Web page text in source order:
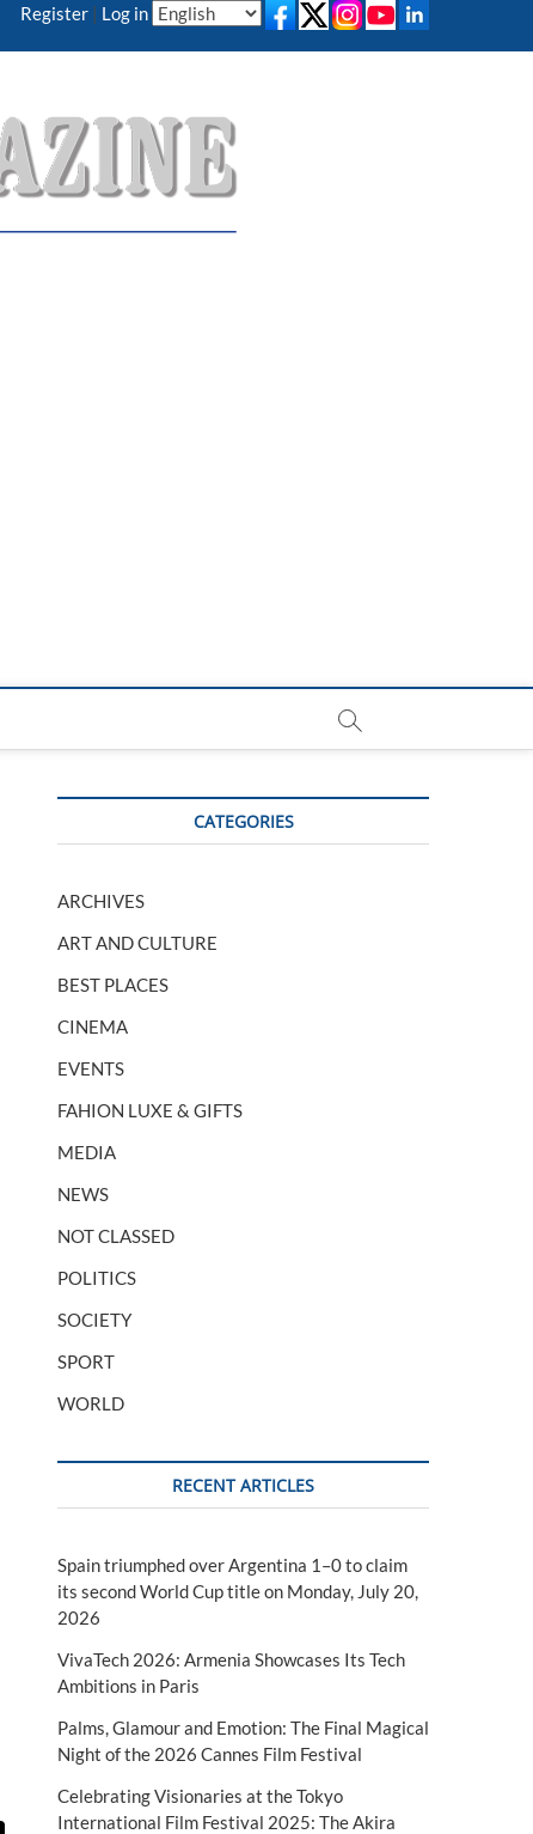
Register | Log in
CATEGORIES
ARCHIVES
ART AND CULTURE
BEST PLACES
CINEMA
EVENTS
FAHION LUXE & GIFTS
MEDIA
NEWS
NOT CLASSED
POLITICS
SOCIETY
SPORT
WORLD
RECENT ARTICLES
Spain triumphed over Argentina 1–0 to claim
its second World Cup title on Monday, July 20,
2026
VivaTech 2026: Armenia Showcases Its Tech
Ambitions in Paris
Palms, Glamour and Emotion: The Final Magical
Night of the 2026 Cannes Film Festival
Celebrating Visionaries at the Tokyo
International Film Festival 2025: The Akira